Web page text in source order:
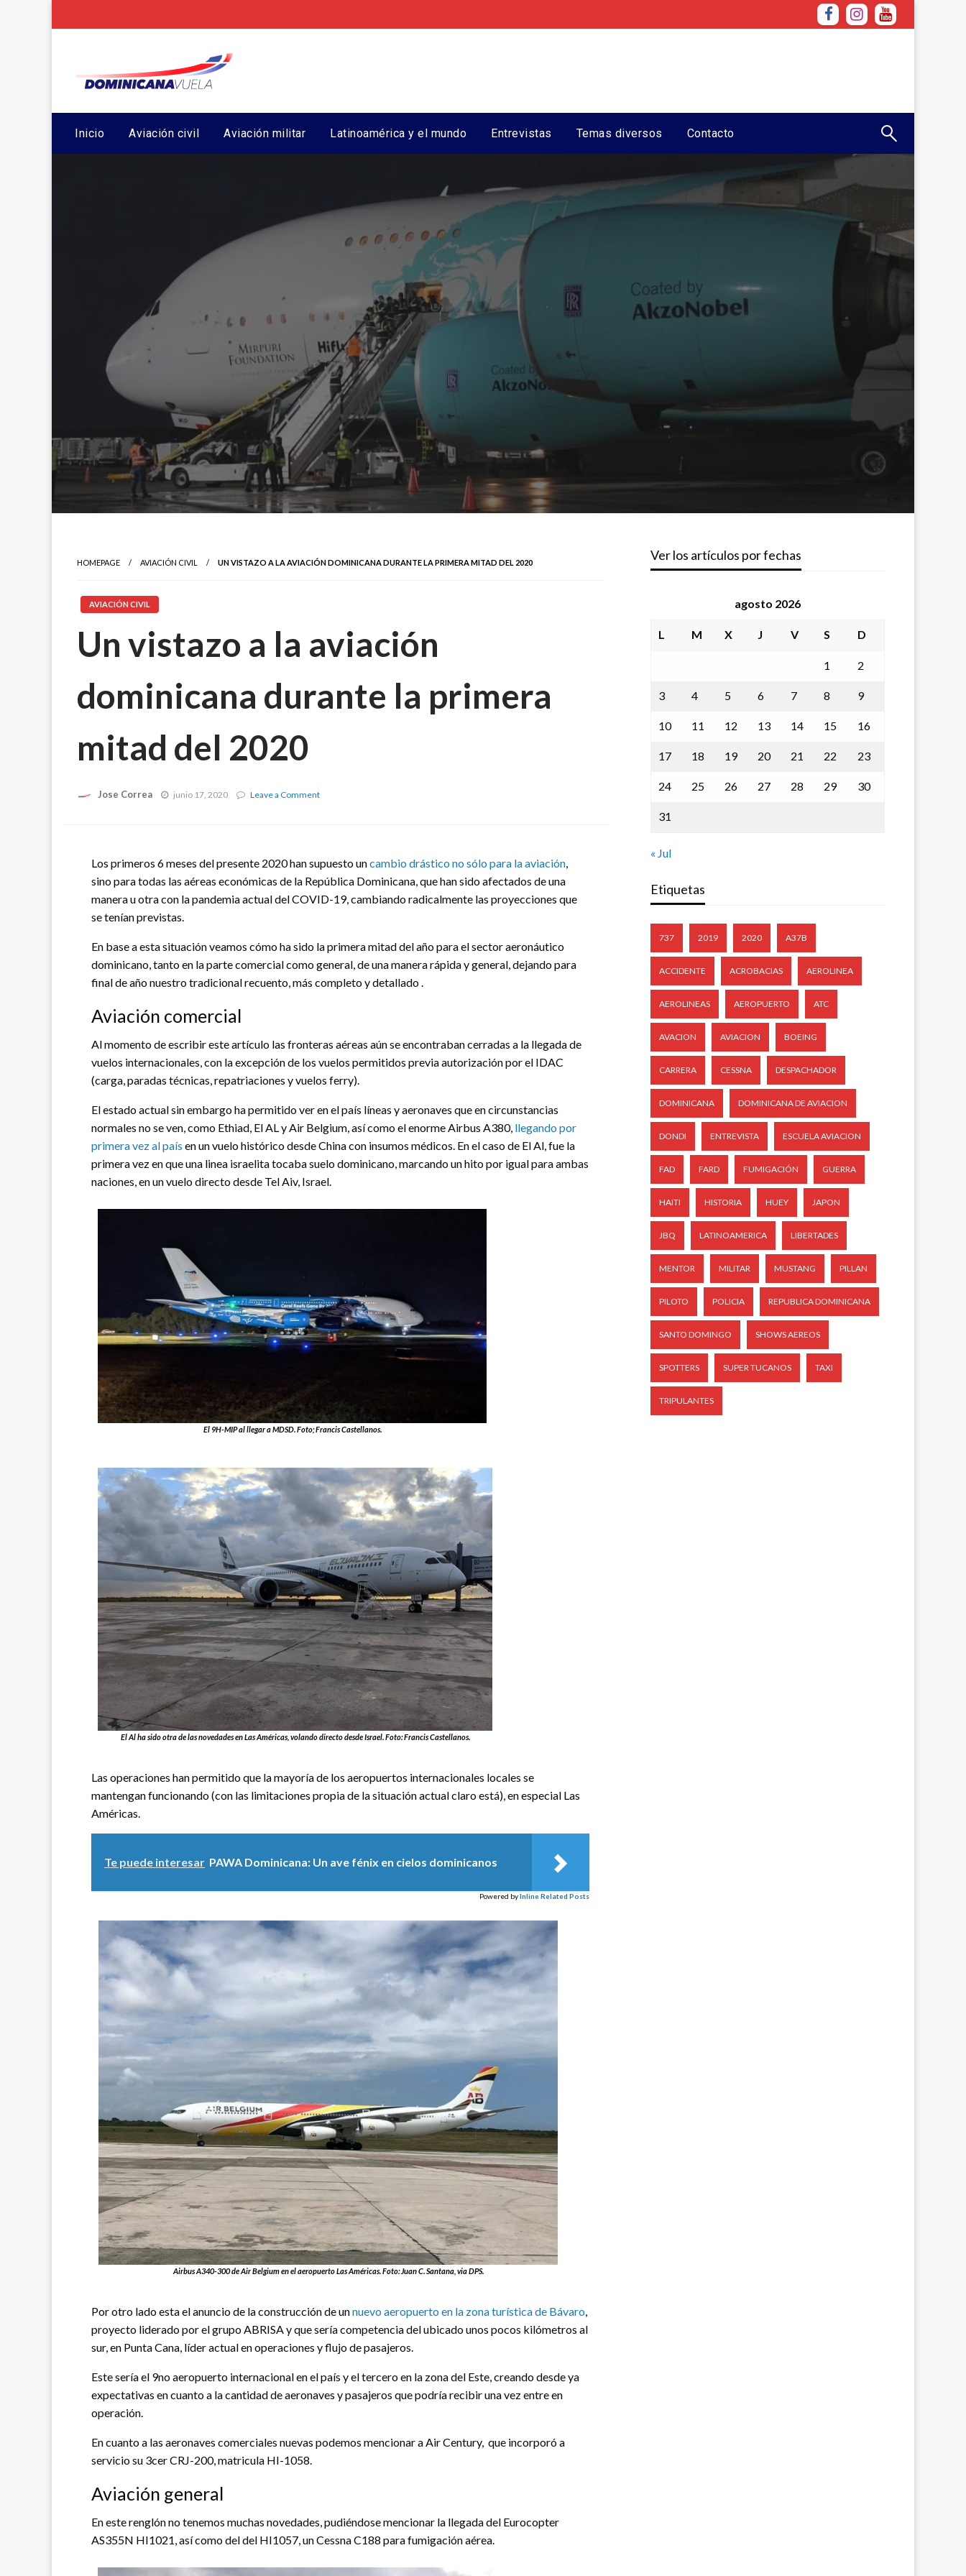
Inicio Aviación civil Aviación militar Latinoamérica y el mundo Entrevistas Temas diversos Contacto
HOMEPAGE AVIACIÓN CIVIL UN VISTAZO A LA AVIACIÓN DOMINICANA DURANTE LA PRIMERA MITAD DEL 2020
AVIACIÓN CIVIL
Un vistazo a la aviación
dominicana durante la primera
mitad del 2020
Jose Correa junio 17, 2020 Leave a Commenton
aviación
dominicana
durante
la
2020
Los primeros 6 meses del presente 2020 han supuesto uncambio drástico no sólo para la aviación,
sino para todas las aéreas económicas de la República Dominicana, que han sido afectados de una
manera u otra con la pandemia actual del COVID-19, cambiando radicalmente las proyecciones que
se tenían previstas.
En base a esta situación veamos cómo ha sido la primera mitad del año para el sector aeronáutico
dominicano, tanto en la parte comercial como general, de una manera rápida y general, dejando para
final de año nuestro tradicional recuento, más completo y detallado .
Aviación comercial
Al momento de escribir este artículo las fronteras aéreas aún se encontraban cerradas a la llegada de
vuelos internacionales, con la excepción de los vuelos permitidos previa autorización por el IDAC
(carga, paradas técnicas, repatriaciones y vuelos ferry).
El estado actual sin embargo ha permitido ver en el país líneas y aeronaves que en circunstancias
normales no se ven, como Ethiad, El AL y Air Belgium, así como el enorme Airbus A380, llegando por
primera vez al país en un vuelo histórico desde China con insumos médicos. En el caso de El Al, fue la
primera vez en que una linea israelita tocaba suelo dominicano, marcando un hito por igual para ambas
naciones, en un vuelo directo desde Tel Aiv, Israel.
El 9H-MIP al llegar a MDSD. Foto; Francis Castellanos.
El Al ha sido otra de las novedades en Las Américas, volando directo desde Israel. Foto: Francis Castellanos.
Las operaciones han permitido que la mayoría de los aeropuertos internacionales locales se
mantengan funcionando (con las limitaciones propia de la situación actual claro está), en especial Las
Américas.
Te puede interesar PAWA Dominicana: Un ave fénix en cielos dominicanos
Powered byInline Related Posts
Airbus A340-300 de Air Belgium en el aeropuerto Las Américas. Foto: Juan C. Santana, via DPS.
Por otro lado esta el anuncio de la construcción de unnuevo aeropuerto en la zona turística de Bávaro,
proyecto liderado por el grupo ABRISA y que sería competencia del ubicado unos pocos kilómetros al
sur, en Punta Cana, líder actual en operaciones y flujo de pasajeros.
Este sería el 9no aeropuerto internacional en el país y el tercero en la zona del Este, creando desde ya
expectativas en cuanto a la cantidad de aeronaves y pasajeros que podría recibir una vez entre en
operación.
En cuanto a las aeronaves comerciales nuevas podemos mencionar a Air Century, que incorporó a
servicio su 3cer CRJ-200, matricula HI-1058.
Aviación general
En este renglón no tenemos muchas novedades, pudiéndose mencionar la llegada del Eurocopter
AS355N HI1021, así como del del HI1057, un Cessna C188 para fumigación aérea.
Ver los artículos por fechas
agosto 2026
L M X J V S D
1 2
3 4 5 6 7 8 9
10 11 12 13 14 15 16
17 18 19 20 21 22 23
24 25 26 27 28 29 30
31
« Jul
Etiquetas
737 2019 2020 A37B
ACCIDENTE ACROBACIAS AEROLINEA
AEROLINEAS AEROPUERTO ATC
AVACION AVIACION BOEING
CARRERA CESSNA DESPACHADOR
DOMINICANA DOMINICANA DE AVIACION
DONDI ENTREVISTA ESCUELA AVIACION
FAD FARD FUMIGACIÓN GUERRA
HAITI HISTORIA HUEY JAPON
JBQ LATINOAMERICA LIBERTADES
MENTOR MILITAR MUSTANG PILLAN
PILOTO POLICIA REPUBLICA DOMINICANA
SANTO DOMINGO SHOWS AEREOS
SPOTTERS SUPER TUCANOS TAXI
TRIPULANTES